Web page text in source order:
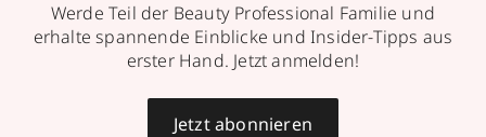
Werde Teil der Beauty Professional Familie und
erhalte spannende Einblicke und Insider-Tipps aus
erster Hand. Jetzt anmelden!
Jetzt abonnieren